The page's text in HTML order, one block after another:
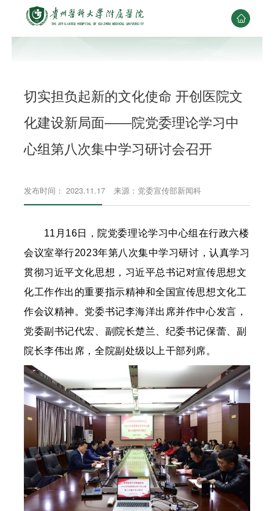

切实担负起新的文化使命 开创医院文
化建设新局面——院党委理论学习中
心组第八次集中学习研讨会召开
发布时间： 2023.11.17 来源：党委宣传部新闻科
11月16日，院党委理论学习中心组在行政六楼
会议室举行2023年第八次集中学习研讨，认真学习
贯彻习近平文化思想，习近平总书记对宣传思想文
化工作作出的重要指示精神和全国宣传思想文化工
作会议精神。党委书记李海洋出席并作中心发言，
党委副书记代宏、副院长楚兰、纪委书记保蕾、副
院长李伟出席，全院副处级以上干部列席。